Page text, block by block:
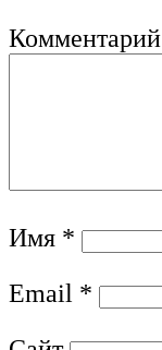
Комментарий
Имя *
Email *